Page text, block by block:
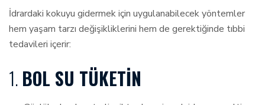
İdrardaki kokuyu gidermek için uygulanabilecek yöntemler
hem yaşam tarzı değişikliklerini hem de gerektiğinde tıbbi
tedavileri içerir:
1. BOL SU TÜKETIN